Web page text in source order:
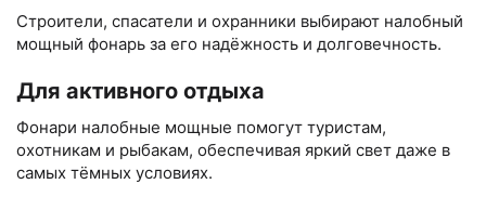
Строители, спасатели и охранники выбирают налобный
мощный фонарь за его надёжность и долговечность.
Для активного отдыха
Фонари налобные мощные помогут туристам,
охотникам и рыбакам, обеспечивая яркий свет даже в
самых тёмных условиях.